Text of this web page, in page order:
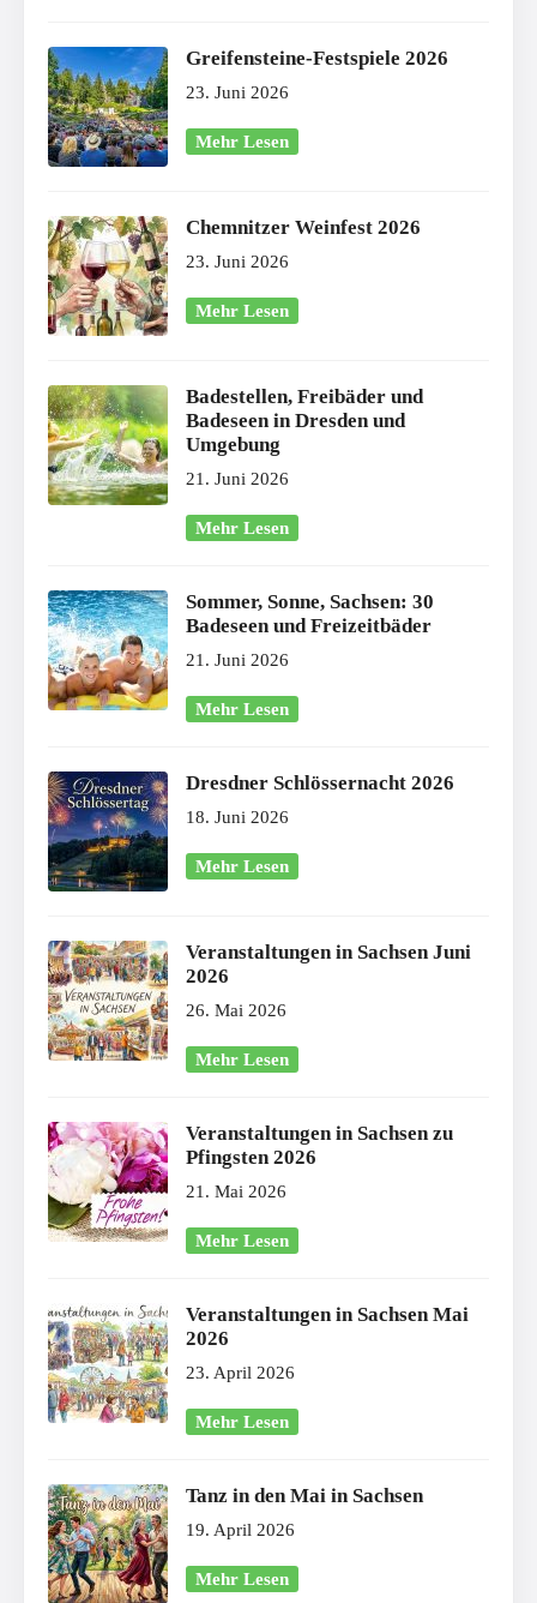
Greifensteine-Festspiele 2026
23. Juni 2026
Mehr Lesen
Chemnitzer Weinfest 2026
23. Juni 2026
Mehr Lesen
Badestellen, Freibäder und
Badeseen in Dresden und
Umgebung
21. Juni 2026
Mehr Lesen
Sommer, Sonne, Sachsen: 30
Badeseen und Freizeitbäder
21. Juni 2026
Mehr Lesen
Dresdner Schlössernacht 2026
18. Juni 2026
Mehr Lesen
Veranstaltungen in Sachsen Juni
2026
26. Mai 2026
Mehr Lesen
Veranstaltungen in Sachsen zu
Pfingsten 2026
21. Mai 2026
Mehr Lesen
Veranstaltungen in Sachsen Mai
2026
23. April 2026
Mehr Lesen
Tanz in den Mai in Sachsen
19. April 2026
Mehr Lesen